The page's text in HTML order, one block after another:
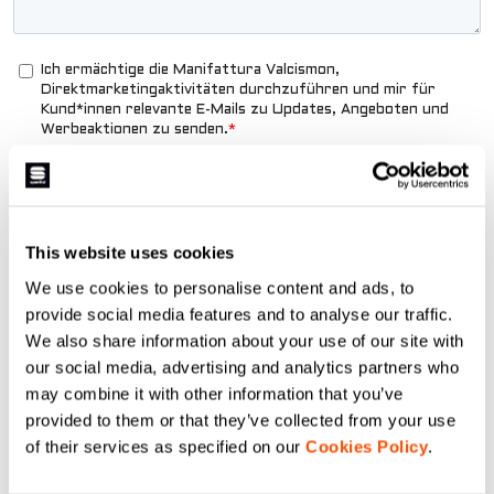
This website uses cookies
We use cookies to personalise content and ads, to
provide social media features and to analyse our traffic.
We also share information about your use of our site with
our social media, advertising and analytics partners who
may combine it with other information that you’ve
provided to them or that they’ve collected from your use
of their services as specified on our Cookies Policy.